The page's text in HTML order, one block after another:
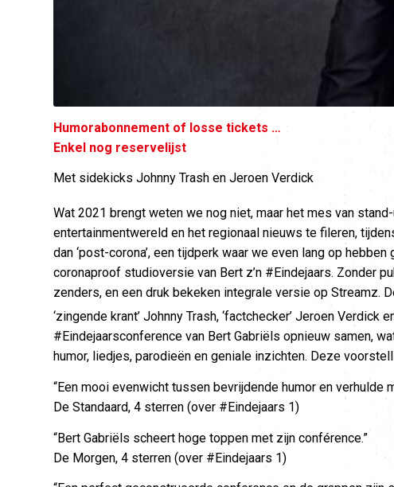
Humorabonnement of losse tickets …
Enkel nog reservelijst
Met sidekicks Johnny Trash en Jeroen Verdick
Wat 2021 brengt weten we nog niet, maar het mes van
entertainmentwereld en het regionaal nieuws te fileren,
dan ‘post-corona’, een tijdperk waar we even lang op
coronaproof studioversie van Bert z’n #Eindejaars. Zonder
zenders, en een druk bekeken integrale versie op Streamz.
‘zingende krant’ Johnny Trash, ‘factchecker’ Jeroen
#Eindejaarsconference van Bert Gabriëls opnieuw samen,
humor, liedjes, parodieën en geniale inzichten. Deze
“Een mooi evenwicht tussen bevrijdende humor en verhulde
De Standaard, 4 sterren (over #Eindejaars 1)
“Bert Gabriëls scheert hoge toppen met zijn conférence.”
De Morgen, 4 sterren (over #Eindejaars 1)